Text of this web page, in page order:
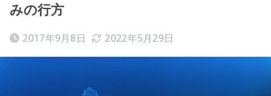
みの行方
2017年9月8日 2022年5月29日